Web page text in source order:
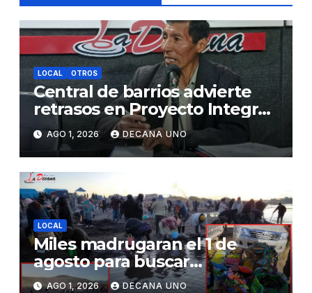
LOCAL OTROS
Central de barrios advierte
retrasos en Proyecto Integral
de Agua y Alcantarillado para
Juliaca
AGO 1, 2026 DECANA UNO
LOCAL
Miles madrugaran el 1 de
agosto para buscar
piedrecillas en los ríos y
AGO 1, 2026 DECANA UNO